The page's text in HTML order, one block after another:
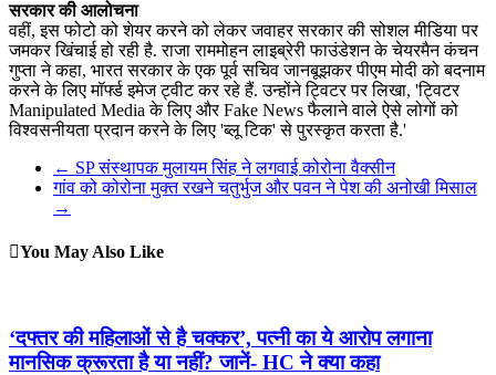
सरकार की आलोचना
वहीं, इस फोटो को शेयर करने को लेकर जवाहर सरकार की सोशल मीडिया पर
जमकर खिंचाई हो रही है. राजा राममोहन लाइब्रेरी फाउंडेशन के चेयरमैन कंचन
गुप्ता ने कहा, भारत सरकार के एक पूर्व सचिव जानबूझकर पीएम मोदी को बदनाम
करने के लिए मॉर्फ्ड इमेज ट्वीट कर रहे हैं. उन्होंने ट्विटर पर लिखा, 'ट्विटर
Manipulated Media के लिए और Fake News फैलाने वाले ऐसे लोगों को
विश्वसनीयता प्रदान करने के लिए 'ब्लू टिक' से पुरस्कृत करता है.'
← SP संस्थापक मुलायम सिंह ने लगवाई कोरोना वैक्सीन
गांव को कोरोना मुक्त रखने चतुर्भुज और पवन ने पेश की अनोखी मिसाल
→
You May Also Like
‘दफ्तर की महिलाओं से है चक्कर’, पत्नी का ये आरोप लगाना
मानसिक क्रूरता है या नहीं? जानें- HC ने क्या कहा